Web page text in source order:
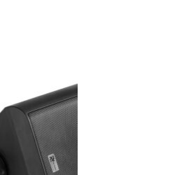
Toevoegen
aan
wenslijst